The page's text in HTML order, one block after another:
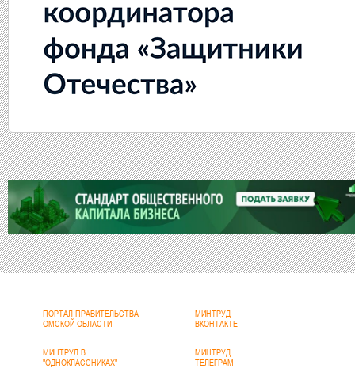
ПОРТАЛ ПРАВИТЕЛЬСТВА
ОМСКОЙ ОБЛАСТИ
МИНТРУД
ВКОНТАКТЕ
МИНТРУД В
"ОДНОКЛАССНИКАХ"
МИНТРУД
ТЕЛЕГРАМ